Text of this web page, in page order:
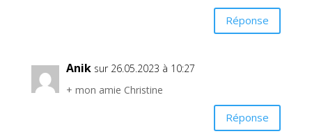
Réponse
Anik sur 26.05.2023 à 10:27
+ mon amie Christine
Réponse